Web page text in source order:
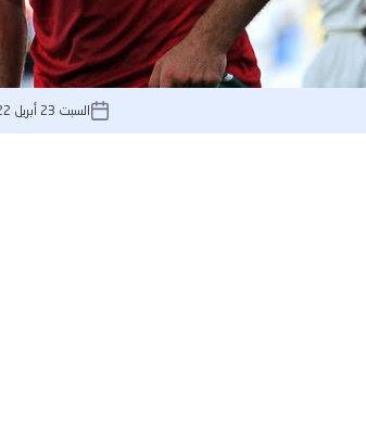
السبت 23 أبريل 2022, 2:09 صباحًا